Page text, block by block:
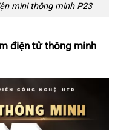
mini thông minh P23
điện tử thông minh